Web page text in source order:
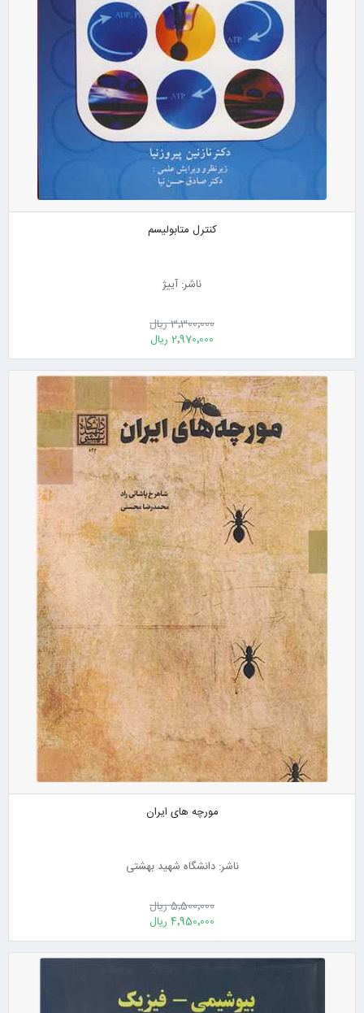
کنترل متابولیسم
ناشر: آییژ
3٬300٬000 ریال
2٬970٬000 ریال
مورچه های ایران
ناشر: دانشگاه شهید بهشتی
5٬500٬000 ریال
4٬950٬000 ریال